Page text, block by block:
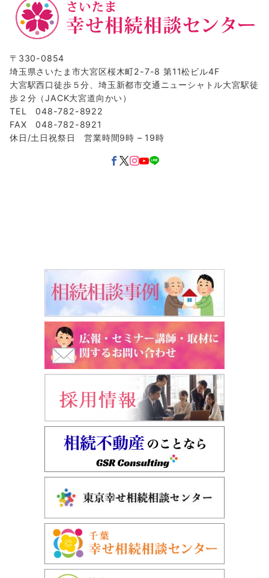
〒330-0854
埼玉県さいたま市大宮区桜木町2-7-8 第11松ビル4F
大宮駅西口徒歩５分、埼玉新都市交通ニューシャトル大宮駅徒
歩２分（JACK大宮道向かい）
TEL 048-782-8922
FAX 048-782-8921
休日/土日祝祭日 営業時間9時 – 19時